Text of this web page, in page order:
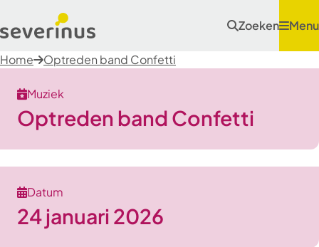
Zoeken Menu
Home Optreden band Confetti
Muziek
Optreden band Confetti
Datum
24 januari 2026